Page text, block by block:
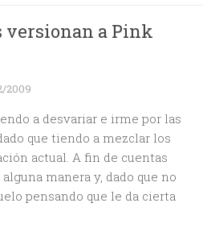
versionan a Pink
2009
a desvariar e irme por las
que tiendo a mezclar los
actual. A fin de cuentas
manera y, dado que no
pensando que le da cierta